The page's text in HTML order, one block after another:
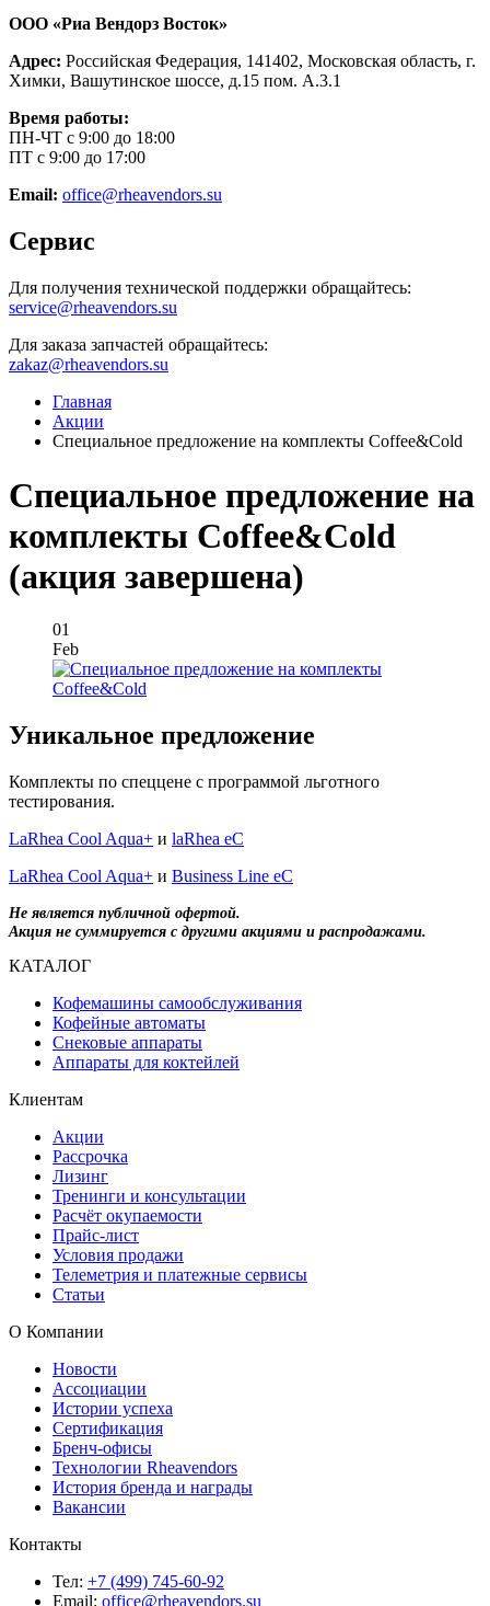
ООО «Риа Вендорз Восток»
Адрес: Российская Федерация, 141402, Московская область, г.
Химки, Вашутинское шоссе, д.15 пом. А.3.1
Время работы:
ПН-ЧТ с 9:00 до 18:00
ПТ с 9:00 до 17:00
Email: office@rheavendors.su
Сервис
Для получения технической поддержки обращайтесь:
service@rheavendors.su
Для заказа запчастей обращайтесь:
zakaz@rheavendors.su
Главная
Акции
Специальное предложение на комплекты Coffee&Cold
Специальное предложение на
комплекты Coffee&Cold
(акция завершена)
01
Feb
Уникальное предложение
Комплекты по спеццене с программой льготного
тестирования.
LaRhea Cool Aqua+ и laRhea eC
LaRhea Cool Aqua+ и Business Line eC
Не является публичной офертой.
Акция не суммируется с другими акциями и распродажами.
КАТАЛОГ
Кофемашины самообслуживания
Кофейные автоматы
Снековые аппараты
Аппараты для коктейлей
Клиентам
Акции
Рассрочка
Лизинг
Тренинги и консультации
Расчёт окупаемости
Прайс-лист
Условия продажи
Телеметрия и платежные сервисы
Статьи
О Компании
Новости
Ассоциации
Истории успеха
Сертификация
Бренч-офисы
Технологии Rheavendors
История бренда и награды
Вакансии
Контакты
Тел: +7 (499) 745-60-92
Email: office@rheavendors.su